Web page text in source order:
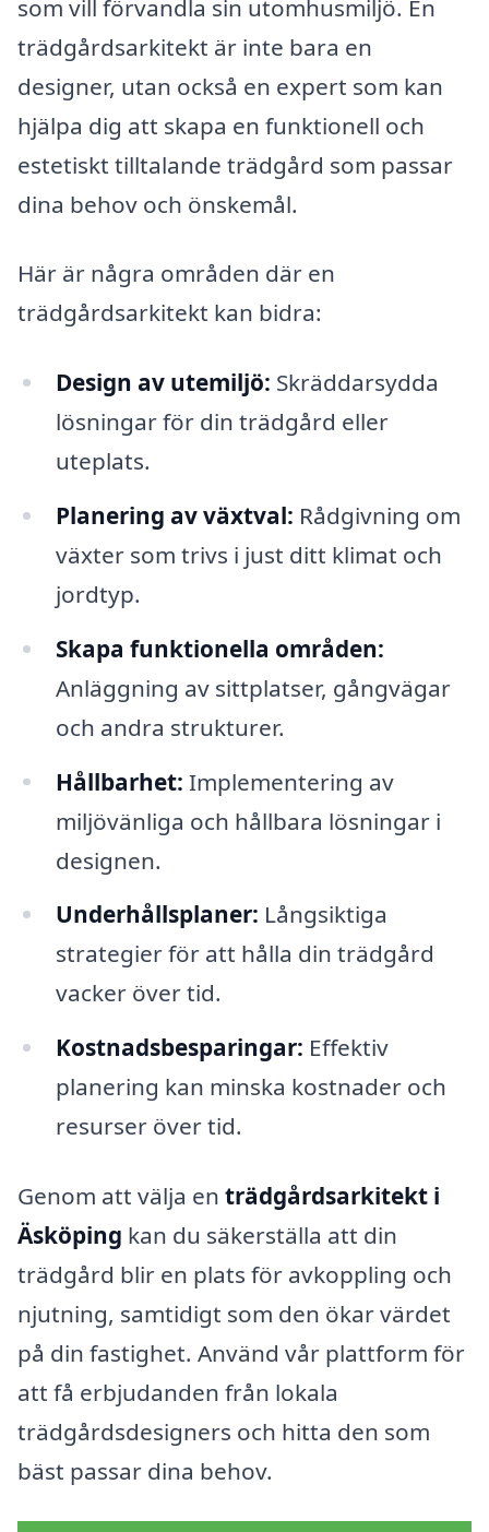
som vill förvandla sin utomhusmiljö. En
trädgårdsarkitekt är inte bara en
designer, utan också en expert som kan
hjälpa dig att skapa en funktionell och
estetiskt tilltalande trädgård som passar
dina behov och önskemål.
Här är några områden där en
trädgårdsarkitekt kan bidra:
Design av utemiljö: Skräddarsydda
lösningar för din trädgård eller
uteplats.
Planering av växtval: Rådgivning om
växter som trivs i just ditt klimat och
jordtyp.
Skapa funktionella områden:
Anläggning av sittplatser, gångvägar
och andra strukturer.
Hållbarhet: Implementering av
miljövänliga och hållbara lösningar i
designen.
Underhållsplaner: Långsiktiga
strategier för att hålla din trädgård
vacker över tid.
Kostnadsbesparingar: Effektiv
planering kan minska kostnader och
resurser över tid.
Genom att välja en trädgårdsarkitekt i
Äsköping kan du säkerställa att din
trädgård blir en plats för avkoppling och
njutning, samtidigt som den ökar värdet
på din fastighet. Använd vår plattform för
att få erbjudanden från lokala
trädgårdsdesigners och hitta den som
bäst passar dina behov.